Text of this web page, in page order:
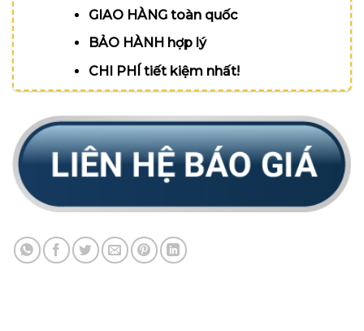
GIAO HÀNG toàn quốc
BẢO HÀNH hợp lý
CHI PHÍ tiết kiệm nhất!